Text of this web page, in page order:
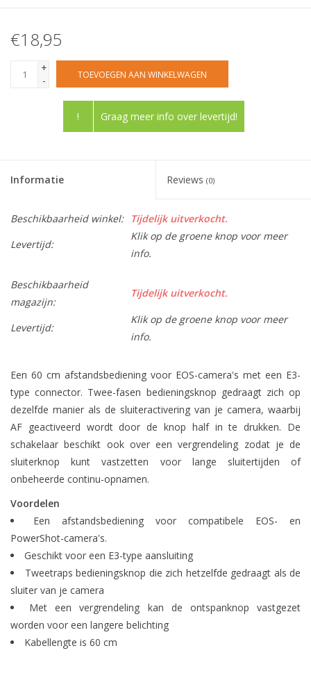
€18,95
+
-
TOEVOEGEN AAN WINKELWAGEN
! Graag meer info over levertijd!
Informatie Reviews (0)
Beschikbaarheid winkel:
Tijdelijk uitverkocht.
Levertijd:
Klik op de groene knop voor meer
info.
Beschikbaarheid
magazijn:
Tijdelijk uitverkocht.
Levertijd:
Klik op de groene knop voor meer
info.
Een 60 cm afstandsbediening voor EOS-camera's met een E3-
type connector. Twee-fasen bedieningsknop gedraagt zich op
dezelfde manier als de sluiteractivering van je camera, waarbij
AF geactiveerd wordt door de knop half in te drukken. De
schakelaar beschikt ook over een vergrendeling zodat je de
sluiterknop kunt vastzetten voor lange sluitertijden of
onbeheerde continu-opnamen.
Voordelen
Een afstandsbediening voor compatibele EOS- en
PowerShot-camera's.
Geschikt voor een E3-type aansluiting
Tweetraps bedieningsknop die zich hetzelfde gedraagt als de
sluiter van je camera
Met een vergrendeling kan de ontspanknop vastgezet
worden voor een langere belichting
Kabellengte is 60 cm